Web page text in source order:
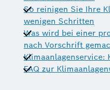
So reinigen Sie Ihre
wenigen Schritten
Was wird bei einer
nach Vorschrift
Klimaanlagenservice:
FAQ zur